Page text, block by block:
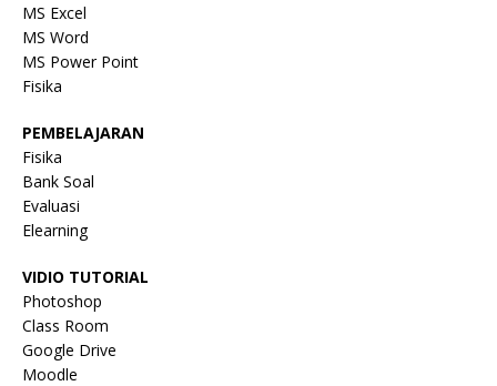
MS Excel
MS Word
MS Power Point
Fisika
PEMBELAJARAN
Fisika
Bank Soal
Evaluasi
Elearning
VIDIO TUTORIAL
Photoshop
Class Room
Google Drive
Moodle